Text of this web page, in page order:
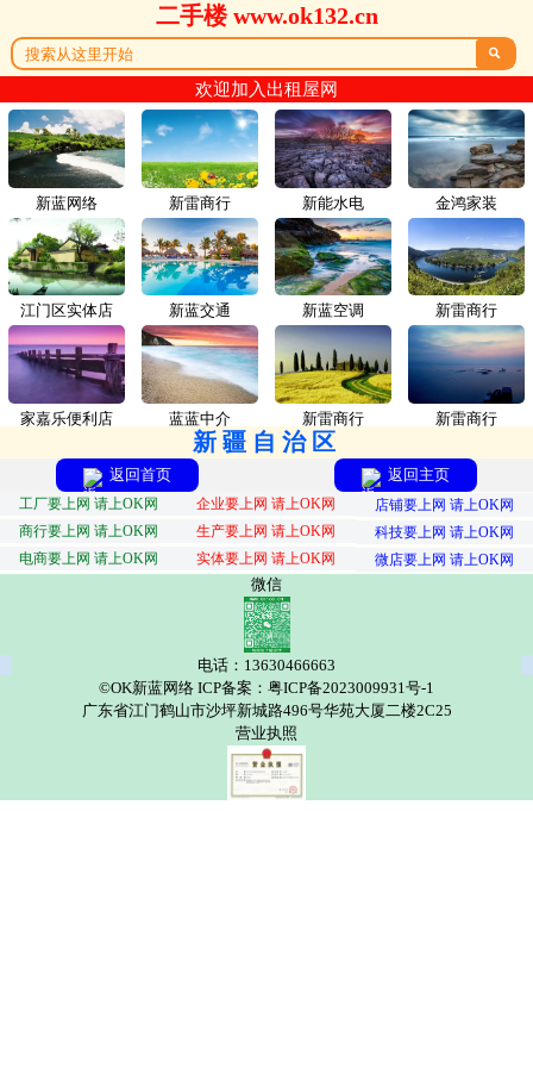
二手楼 www.ok132.cn

欢迎加入出租屋网
新蓝网络 新雷商行
江门区实体店 新蓝交通
家嘉乐便利店 蓝蓝中介
新能水电 金鸿家装
新蓝空调 新雷商行
新雷商行 新雷商行
新疆自治区
返回首页 返回主页
工厂要上网 请上OK网 企业要上网 请上OK网
店铺要上网 请上OK网
商行要上网 请上OK网
生产要上网 请上OK网
科技要上网 请上OK网
电商要上网 请上OK网
实体要上网 请上OK网 微店要上网 请上OK网
微信
电话：13630466663
©OK新蓝网络 ICP备案：粤ICP备2023009931号-1
广东省江门鹤山市沙坪新城路496号华苑大厦二楼2C25
营业执照